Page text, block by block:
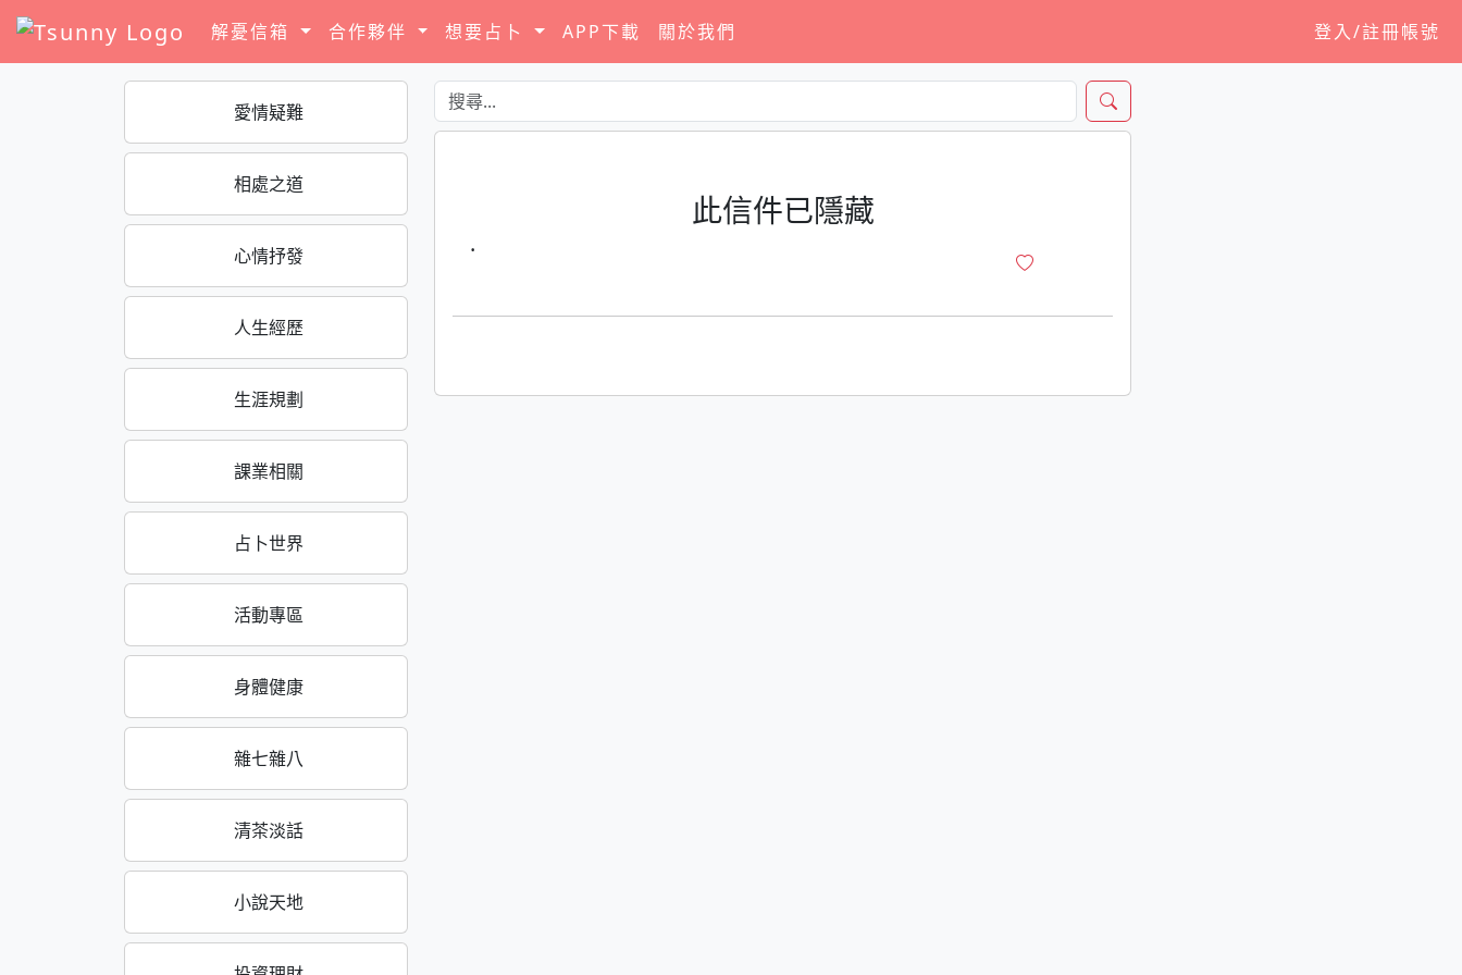
解憂信箱 合作夥伴 想要占卜 APP下載 關於我們 登入/註冊帳號
愛情疑難
相處之道
心情抒發
人生經歷
生涯規劃
課業相關
占卜世界
活動專區
身體健康
雜七雜八
清茶淡話
小說天地
此信件已隱藏
·